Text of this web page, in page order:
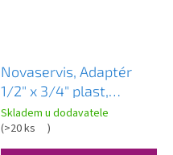
Novaservis, Adaptér
1/2" x 3/4" plast,
DY8024
Skladem u dodavatele
(>20 ks )